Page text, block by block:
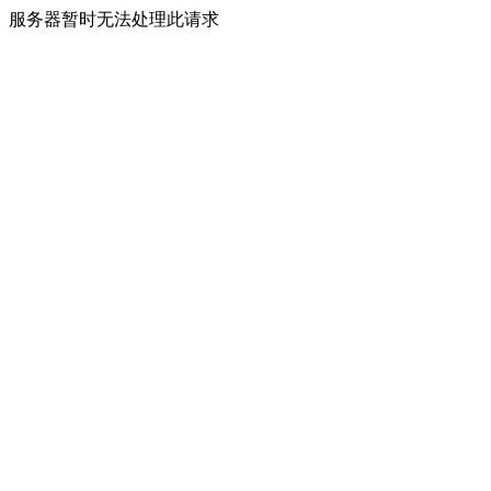
服务器暂时无法处理此请求